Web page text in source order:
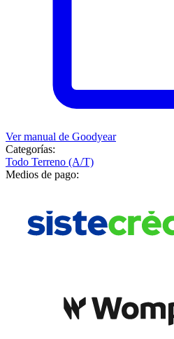
Ver manual de Goodyear
Categorías:
Todo Terreno (A/T)
Medios de pago: